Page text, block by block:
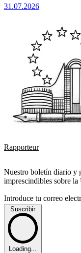
31.07.2026
Rapporteur
Nuestro boletín diario y
imprescindibles sobre la
Introduce tu correo
Suscribir
Loading...